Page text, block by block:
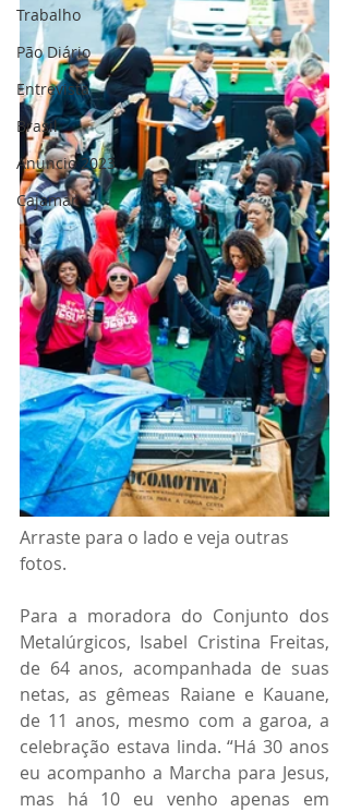
Trabalho
Pão Diário
Entrevista
Brasil
Anuncio 2023
Cajamar
Arraste para o lado e veja outras
fotos.
Para a moradora do Conjunto dos
Metalúrgicos, Isabel Cristina Freitas,
de 64 anos, acompanhada de suas
netas, as gêmeas Raiane e Kauane,
de 11 anos, mesmo com a garoa, a
celebração estava linda. “Há 30 anos
eu acompanho a Marcha para Jesus,
mas há 10 eu venho apenas em